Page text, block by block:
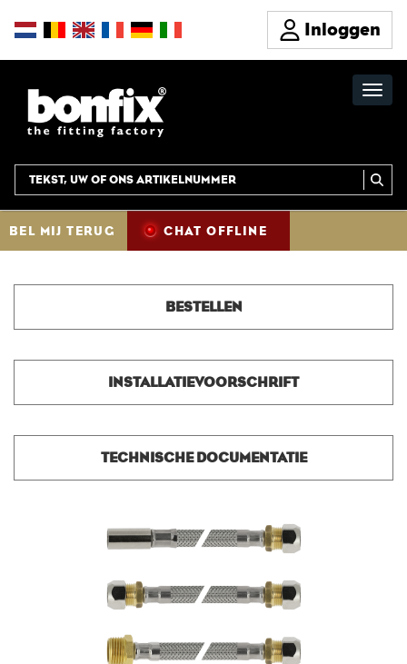
Inloggen
BEL MIJ TERUG CHAT OFFLINE
BESTELLEN
INSTALLATIEVOORSCHRIFT
TECHNISCHE DOCUMENTATIE